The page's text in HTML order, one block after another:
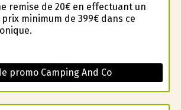
remise de 20€ en effectuant un
minimum de 399€ dans ce
promo Camping And Co